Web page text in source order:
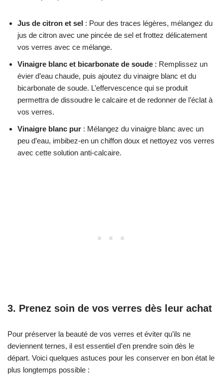
Jus de citron et sel : Pour des traces légères, mélangez du
jus de citron avec une pincée de sel et frottez délicatement
vos verres avec ce mélange.
Vinaigre blanc et bicarbonate de soude : Remplissez un
évier d’eau chaude, puis ajoutez du vinaigre blanc et du
bicarbonate de soude. L’effervescence qui se produit
permettra de dissoudre le calcaire et de redonner de l’éclat à
vos verres.
Vinaigre blanc pur : Mélangez du vinaigre blanc avec un
peu d’eau, imbibez-en un chiffon doux et nettoyez vos verres
avec cette solution anti-calcaire.
3. Prenez soin de vos verres dès leur achat
Pour préserver la beauté de vos verres et éviter qu’ils ne
deviennent ternes, il est essentiel d’en prendre soin dès le
départ. Voici quelques astuces pour les conserver en bon état le
plus longtemps possible :